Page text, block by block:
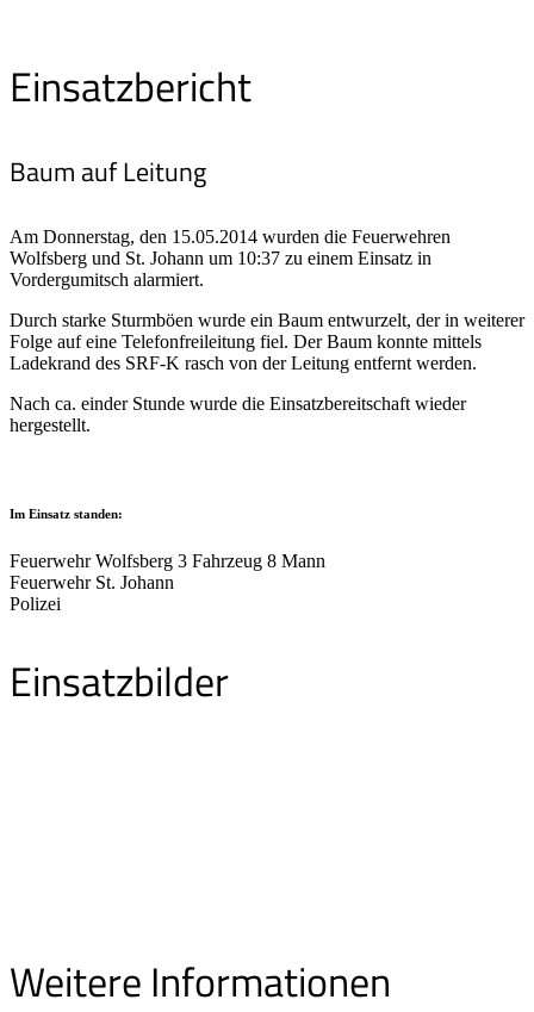
Einsatzbericht
Baum auf Leitung
Am Donnerstag, den 15.05.2014 wurden die Feuerwehren
Wolfsberg und St. Johann um 10:37 zu einem Einsatz in
Vordergumitsch alarmiert.
Durch starke Sturmböen wurde ein Baum entwurzelt, der in weiterer
Folge auf eine Telefonfreileitung fiel. Der Baum konnte mittels
Ladekrand des SRF-K rasch von der Leitung entfernt werden.
Nach ca. einder Stunde wurde die Einsatzbereitschaft wieder
hergestellt.
Im Einsatz standen:
Feuerwehr Wolfsberg 3 Fahrzeug 8 Mann
Feuerwehr St. Johann
Polizei
Einsatzbilder
Weitere Informationen